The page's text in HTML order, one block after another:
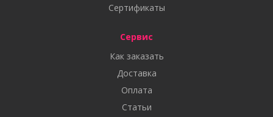
Сертификаты
Сервис
Как заказать
Доставка
Оплата
Статьи